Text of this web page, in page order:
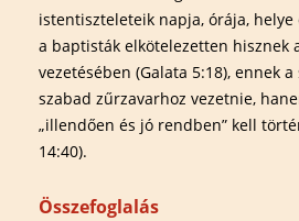
istentiszteleteik napja, órája,
a baptisták elkötelezetten hisznek
vezetésében (Galata 5:18), ennek
szabad zűrzavarhoz vezetnie,
„illendően és jó rendben” kell
14:40).
Összefoglalás